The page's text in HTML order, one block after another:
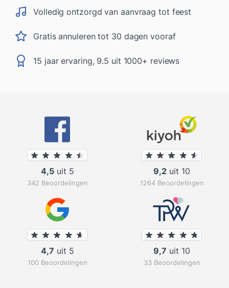
Volledig ontzorgd van aanvraag tot feest
Gratis annuleren tot 30 dagen vooraf
15 jaar ervaring, 9.5 uit 1000+ reviews
4,5uit 5
342 Beoordelingen
9,2 uit 10
1264 Beoordelingen
4,7 uit 5
100 Beoordelingen
9,7 uit 10
33 Beoordelingen